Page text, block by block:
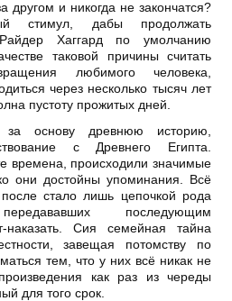
другом и никогда не закончатся?
стимул, дабы продолжать
Райдер Хаггард по умолчанию
таковой причины считать
любимого человека,
через несколько тысяч лет
пустоту прожитых дней.
за основу древнюю историю,
с Древнего Египта.
времена, происходили значимые
они достойны упоминания. Всё
стало лишь цепочкой рода
последующим
наказать. Сия семейная тайна
завещая потомству по
тем, что у них всё никак не
как раз из череды
для того срок.